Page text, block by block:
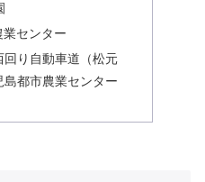
センター
り自動車道（松元
都市農業センター